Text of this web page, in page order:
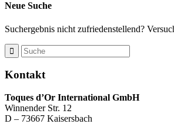
Neue Suche
Suchergebnis nicht zufriedenstellend?
Kontakt
Toques d’Or International GmbH
Winnender Str. 12
D – 73667 Kaisersbach